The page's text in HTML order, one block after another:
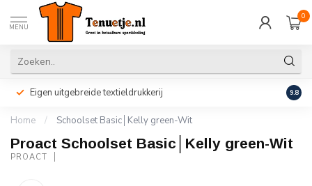
MENU
0
Eigen uitgebreide textieldrukkerij 9.8
Home / Schoolset Basic│Kelly green-Wit
Proact Schoolset Basic│Kelly green-Wit
PROACT